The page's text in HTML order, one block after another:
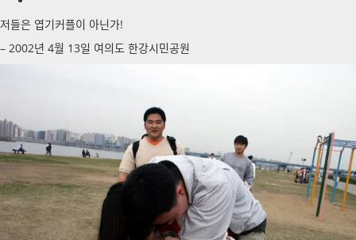
저들은 엽기커플이 아닌가!
– 2002년 4월 13일 여의도 한강시민공원